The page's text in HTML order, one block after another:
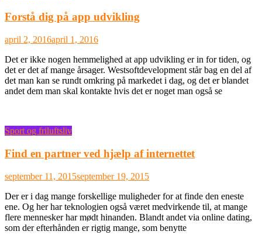
Forstå dig på app udvikling
april 2, 2016april 1, 2016
Det er ikke nogen hemmelighed at app udvikling er in for tiden, og
det er det af mange årsager. Westsoftdevelopment står bag en del af
det man kan se rundt omkring på markedet i dag, og det er blandet
andet dem man skal kontakte hvis det er noget man også se
Sport og friluftsliv
Find en partner ved hjælp af internettet
september 11, 2015september 19, 2015
Der er i dag mange forskellige muligheder for at finde den eneste
ene. Og her har teknologien også været medvirkende til, at mange
flere mennesker har mødt hinanden. Blandt andet via online dating,
som der efterhånden er rigtig mange, som benytte